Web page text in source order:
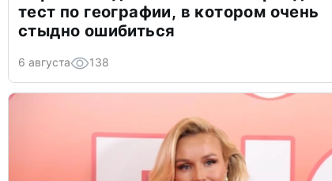
тест по географии, в котором очень
стыдно ошибиться
6 августа 138